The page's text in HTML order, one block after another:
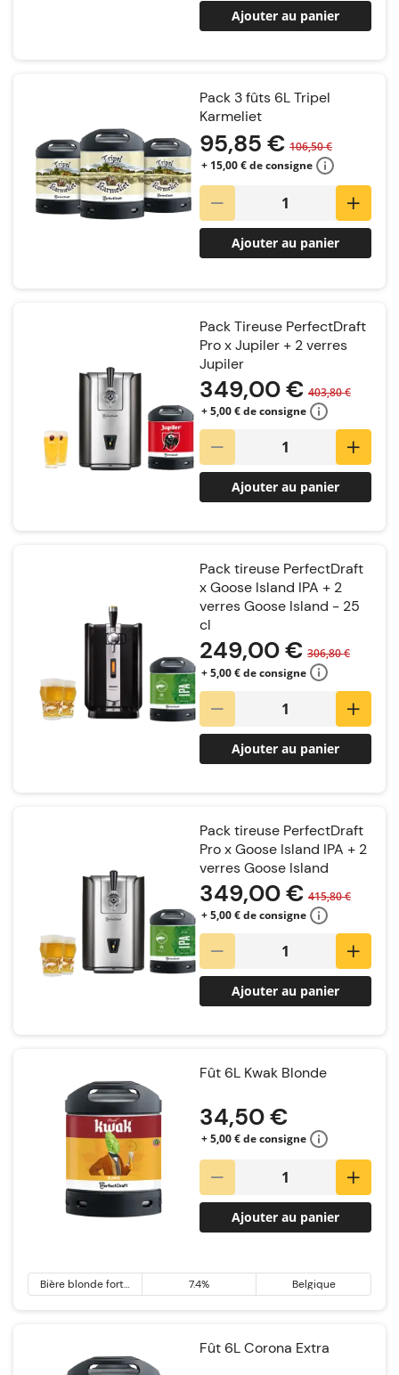
Ajouter au panier
Pack 3 fûts 6L Tripel
Karmeliet
95,85 € 106,50 €
+ 15,00 € de consigne
Ajouter au panier
Pack Tireuse PerfectDraft
Pro x Jupiler + 2 verres
Jupiler
349,00 € 403,80 €
+ 5,00 € de consigne
Ajouter au panier
Pack tireuse PerfectDraft
x Goose Island IPA + 2
verres Goose Island - 25
cl
249,00 € 306,80 €
+ 5,00 € de consigne
Ajouter au panier
Pack tireuse PerfectDraft
Pro x Goose Island IPA + 2
verres Goose Island
349,00 € 415,80 €
+ 5,00 € de consigne
Ajouter au panier
Fût 6L Kwak Blonde
34,50 €
+ 5,00 € de consigne
Ajouter au panier
Bière blonde forte
& Tripel
7.4% Belgique
Fût 6L Corona Extra